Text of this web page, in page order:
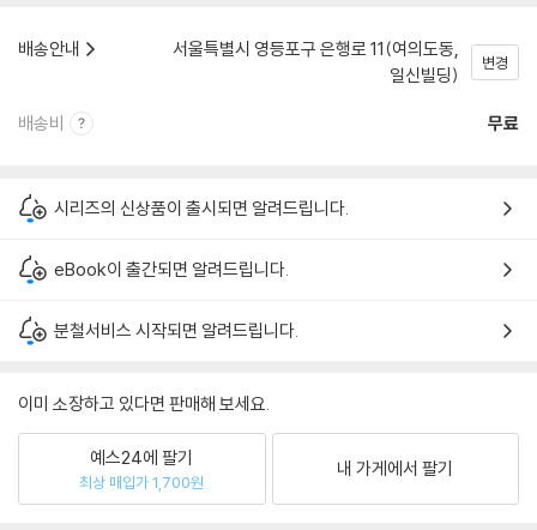
배송안내
서울특별시 영등포구 은행로 11(여의도동,
일신빌딩)
변경
배송비 무료
시리즈의 신상품이 출시되면 알려드립니다.
eBook이 출간되면 알려드립니다.
분철서비스 시작되면 알려드립니다.
이미 소장하고 있다면 판매해 보세요.
예스24에 팔기
최상 매입가 1,700원
내 가게에서 팔기